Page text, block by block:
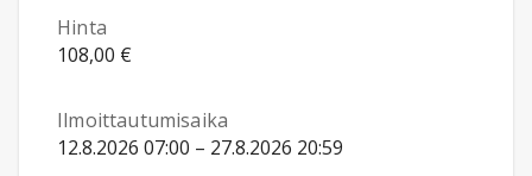
Hinta
108,00 €
Ilmoittautumisaika
12.8.2026 07:00 – 27.8.2026 20:59